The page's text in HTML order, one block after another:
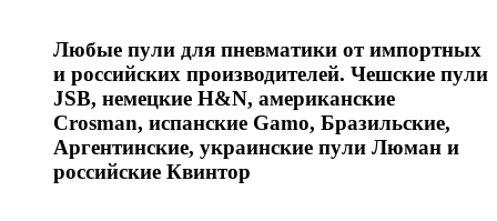
Любые пули для пневматики от импортных
и российских производителей. Чешские пули
JSB, немецкие H&N, американские
Crosman, испанские Gamo, Бразильские,
Аргентинские, украинские пули Люман и
российские Квинтор